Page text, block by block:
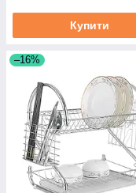
Купити
–16%